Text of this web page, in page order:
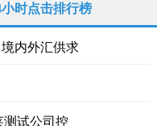
小时点击排行榜
内外汇供求
测试公司控